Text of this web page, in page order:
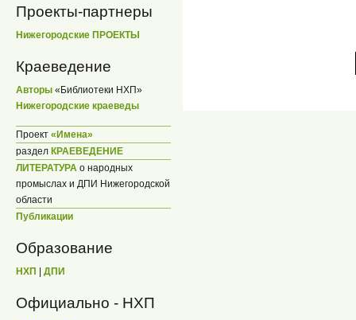
Проекты-партнеры
Нижегородские ПРОЕКТЫ
Краеведение
Авторы «Библиотеки НХП»
Нижегородские краеведы
Проект «Имена»
раздел КРАЕВЕДЕНИЕ
ЛИТЕРАТУРА о народных
промыслах и ДПИ Нижегородской
области
Публикации
Образование
НХП ДПИ
Официально - НХП